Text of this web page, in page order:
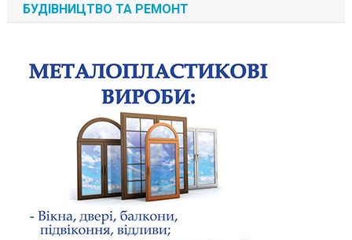
БУДІВНИЦТВО ТА РЕМОНТ